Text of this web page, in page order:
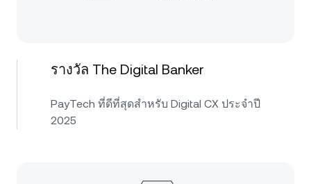
รางวัล The Digital Banker
PayTech ที่ดีที่สุดสำหรับ Digital CX ประจำปี
2025